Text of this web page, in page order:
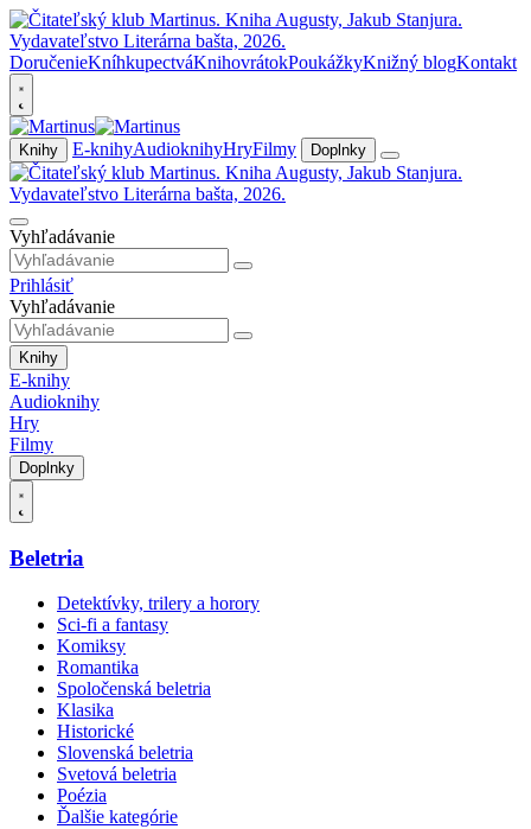
DoručenieKníhkupectváKnihovrátokPoukážkyKnižný blogKontakt
Knihy E-knihyAudioknihyHryFilmy Doplnky
Vyhľadávanie
Prihlásiť
Vyhľadávanie
Knihy
E-knihy
Audioknihy
Hry
Filmy
Doplnky
Beletria
Detektívky, trilery a horory
Sci-fi a fantasy
Komiksy
Romantika
Spoločenská beletria
Klasika
Historické
Slovenská beletria
Svetová beletria
Poézia
Ďalšie kategórie